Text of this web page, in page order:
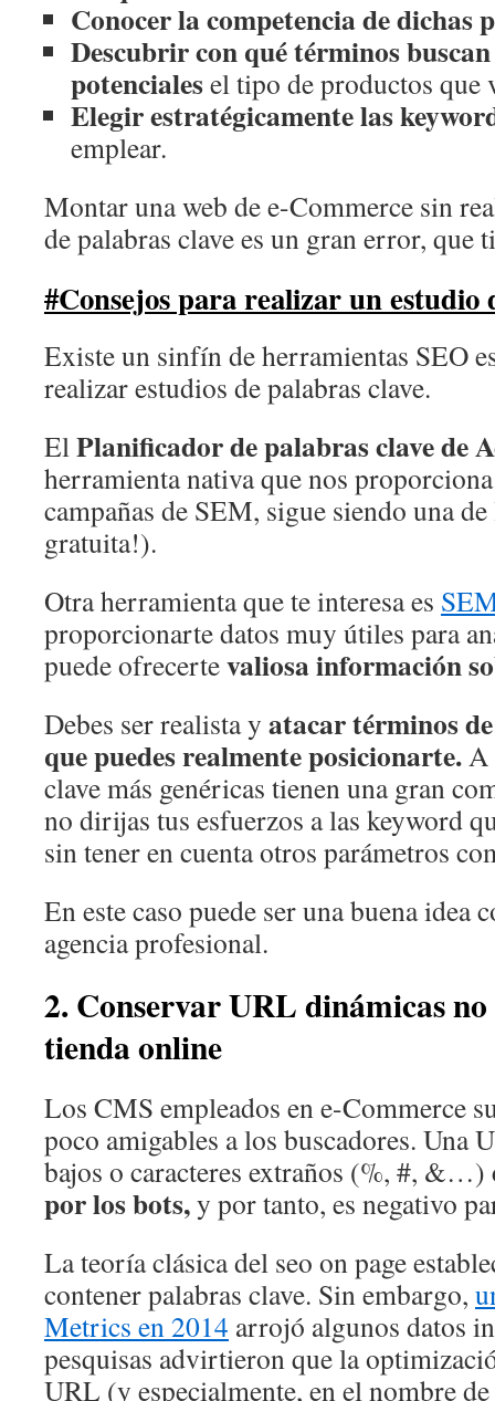
Conocer la competencia de dichas
Descubrir con qué términos
potencialesel tipo de productos que
Elegir estratégicamente las
emplear.
Montar una web de e-Commerce sin
de palabras clave es un gran error, que
#Consejos para realizar un estudio
Existe un sinfín de herramientas SEO
realizar estudios de palabras clave.
ElPlanificador de palabras clave de
herramienta nativa que nos
campañas de SEM, sigue siendo una
gratuita!).
Otra herramienta que te interesa es
proporcionarte datos muy útiles para
puede ofrecertevaliosa información
Debes ser realista y atacar términos
que puedes realmente posicionarte.A
clave más genéricas tienen una gran
no dirijas tus esfuerzos a las keyword
sin tener en cuenta otros parámetros
En este caso puede ser una buena idea
agencia profesional.
2. Conservar URL dinámicas
tienda online
Los CMS empleados en e-Commerce
poco amigables a los buscadores. Una
bajos o caracteres extraños (%, #, &…)
por los bots,y por tanto, es negativo
La teoría clásica del seo on page
contener palabras clave. Sin embargo,
Metrics en 2014 arrojó algunos datos
pesquisas advirtieron que la
URL (y especialmente, en el nombre